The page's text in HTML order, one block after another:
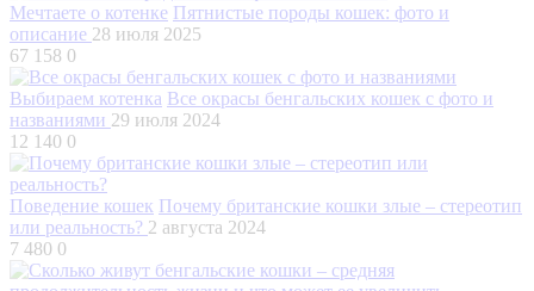
Мечтаете о котенке Пятнистые породы кошек: фото и
описание 28 июля 2025
67 158 0
Выбираем котенка Все окрасы бенгальских кошек с фото и
названиями 29 июля 2024
12 140 0
Поведение кошек Почему британские кошки злые – стереотип
или реальность? 2 августа 2024
7 480 0